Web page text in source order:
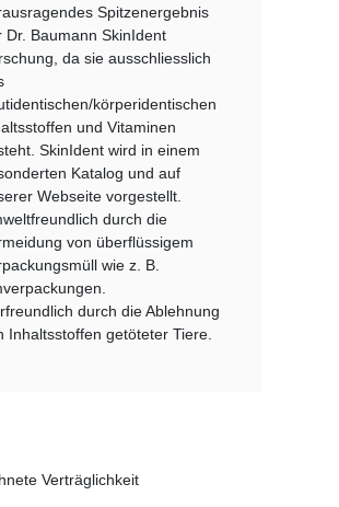
Spitzenergebnis
Dr. Baumann SkinIdent
da sie ausschliesslich
körperidentischen
und Vitaminen
SkinIdent wird in einem
Katalog und auf
Webseite vorgestellt.
durch die
von überflüssigem
wie z. B.
durch die Ablehnung
Inhaltsstoffen getöteter Tiere.
Verträglichkeit